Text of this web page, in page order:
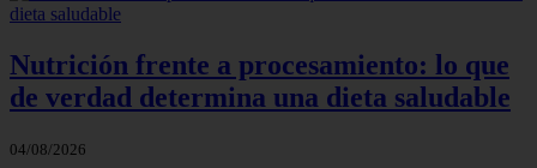
Nutrición frente a procesamiento: lo que
de verdad determina una dieta saludable
04/08/2026